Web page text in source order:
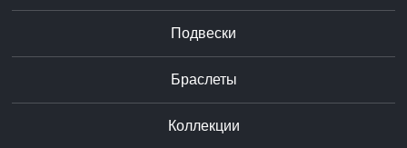
Подвески
Браслеты
Коллекции